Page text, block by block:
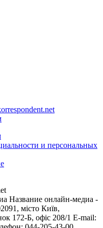
и персональных
Название онлайн-медиа -
місто Київ,
Б, офіс 208/1 E-mail: